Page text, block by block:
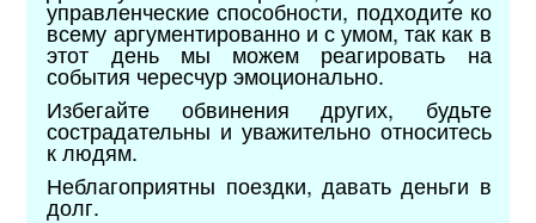
управленческие способности, подходите ко
всему аргументированно и с умом, так как в
этот день мы можем реагировать на
события чересчур эмоционально.
Избегайте обвинения других, будьте
сострадательны и уважительно относитесь
к людям.
Неблагоприятны поездки, давать деньги в
долг.